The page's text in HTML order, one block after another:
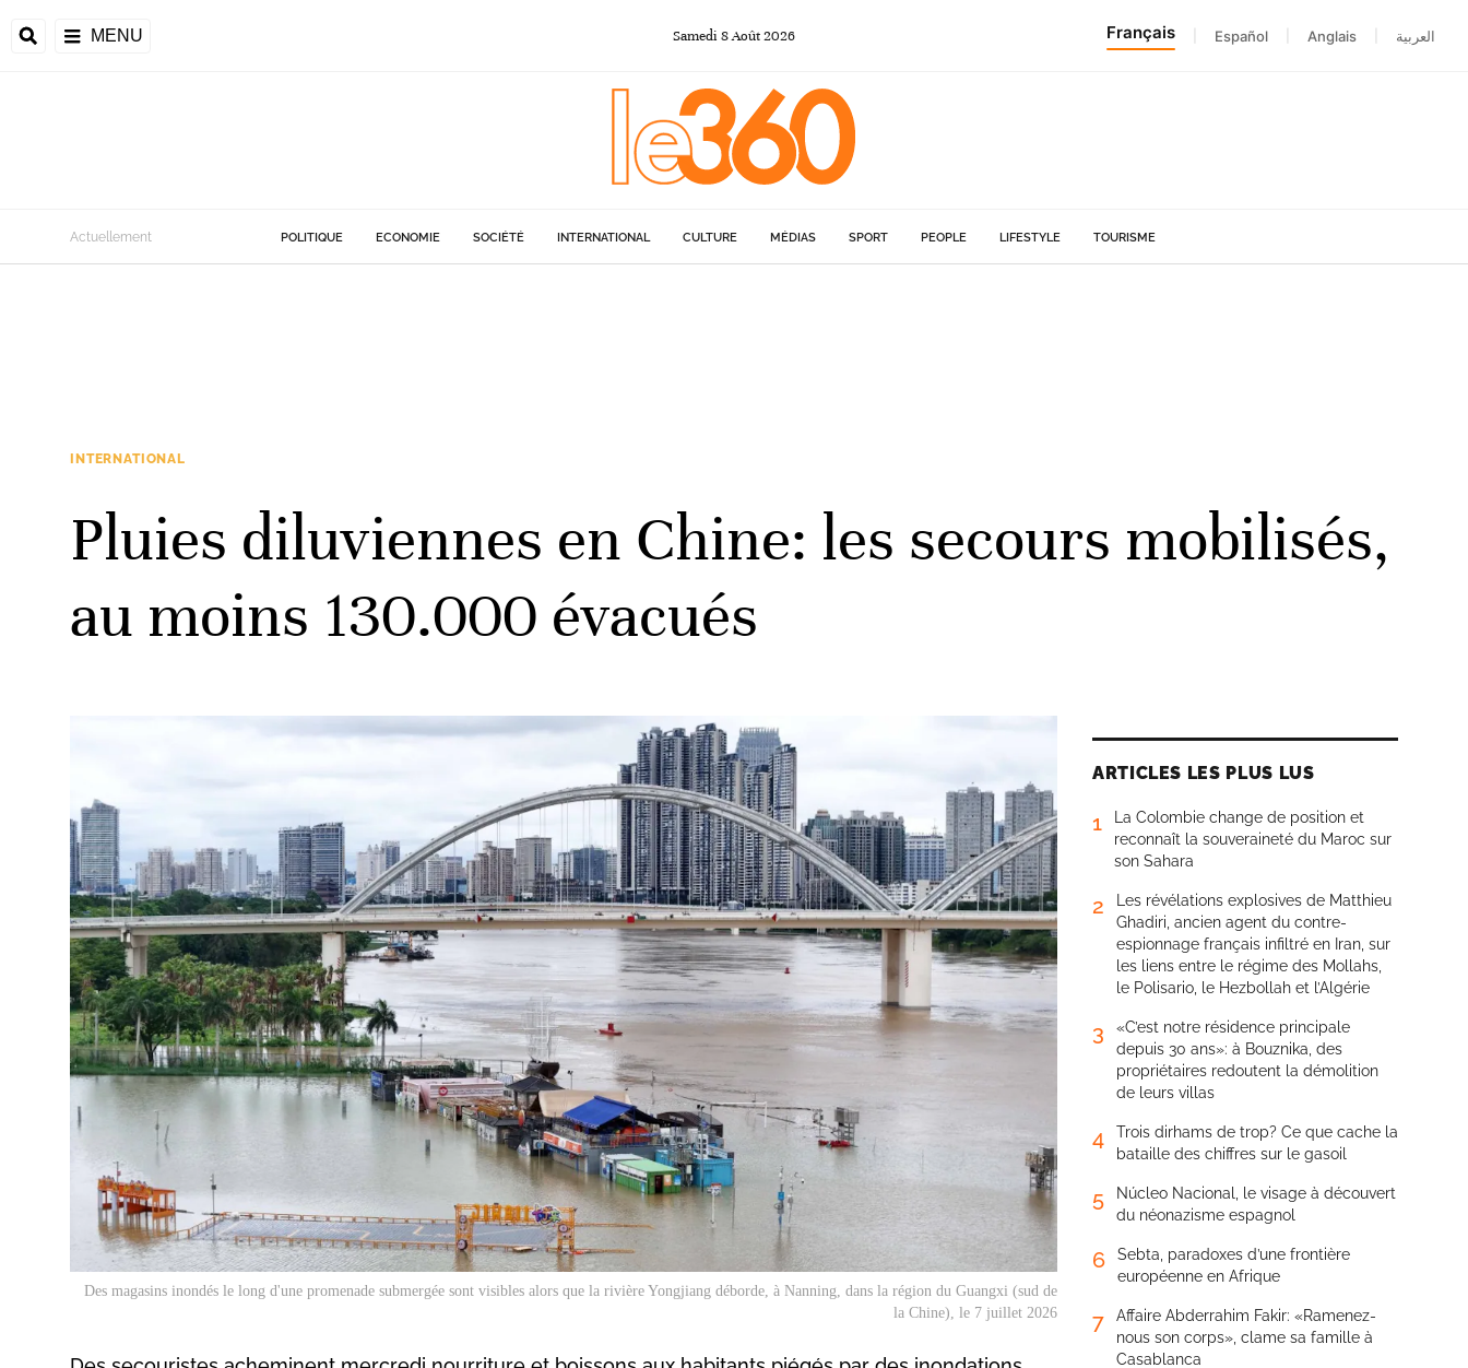
MENU Samedi 8Août2026 Français Español Anglais العربية
Actuellement POLITIQUE ECONOMIE SOCIÉTÉ INTERNATIONAL CULTURE MÉDIAS SPORT PEOPLE LIFESTYLE TOURISME
INTERNATIONAL
Pluies diluviennes en Chine: les secours mobilisés,
au moins 130.000 évacués
Des magasins inondés le long d'une promenade submergée sont visibles alors que la rivière Yongjiang déborde, à Nanning, dans la région du Guangxi (sud de
la Chine), le 7 juillet 2026
ARTICLES LES PLUS LUS
1
La Colombie change de position et
reconnaît la souveraineté du Maroc sur
son Sahara
2
Les révélations explosives de Matthieu
Ghadiri, ancien agent du contre-
espionnage français infiltré en Iran, sur
les liens entre le régime des Mollahs,
le Polisario, le Hezbollah et l’Algérie
3
«C’est notre résidence principale
depuis 30 ans»: à Bouznika, des
propriétaires redoutent la démolition
de leurs villas
4
Trois dirhams de trop? Ce que cache la
bataille des chiffres sur le gasoil
5
Núcleo Nacional, le visage à découvert
du néonazisme espagnol
6
Sebta, paradoxes d’une frontière
européenne en Afrique
7
Affaire Abderrahim Fakir: «Ramenez-
nous son corps», clame sa famille à
Casablanca